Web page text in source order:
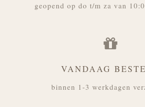
geopend op do t/m za van
VANDAAG
binnen 1-3 werkdagen